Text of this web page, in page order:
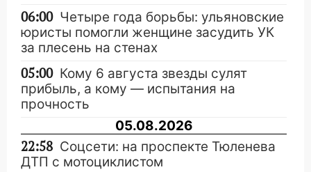
06:00 Четыре года борьбы: ульяновские
юристы помогли женщине засудить УК
за плесень на стенах
05:00 Кому 6 августа звезды сулят
прибыль, а кому — испытания на
прочность
05.08.2026
22:58 Соцсети: на проспекте Тюленева
ДТП с мотоциклистом